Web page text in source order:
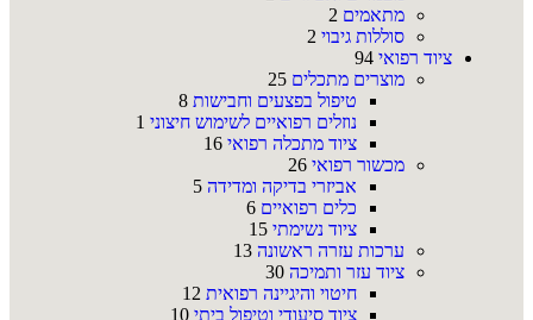
מתאמים 2
סוללות גיבוי 2
ציוד רפואי 94
מוצרים מתכלים 25
טיפול בפצעים וחבישות 8
נוזלים רפואיים לשימוש חיצוני 1
ציוד מתכלה רפואי 16
מכשור רפואי 26
אביזרי בדיקה ומדידה 5
כלים רפואיים 6
ציוד נשימתי 15
ערכות עזרה ראשונה 13
ציוד עזר ותמיכה 30
חיטוי והיגיינה רפואית 12
ציוד סיעודי וטיפול ביתי 10